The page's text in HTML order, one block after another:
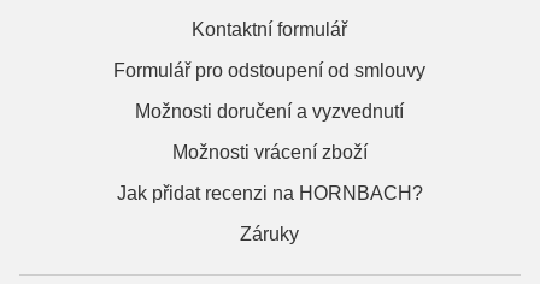
Kontaktní formulář
Formulář pro odstoupení od smlouvy
Možnosti doručení a vyzvednutí
Možnosti vrácení zboží
Jak přidat recenzi na HORNBACH?
Záruky